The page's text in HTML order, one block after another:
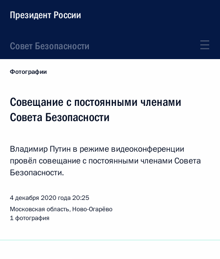
Президент России
Совет Безопасности
Фотографии
Совещание с постоянными членами
Совета Безопасности
Владимир Путин в режиме видеоконференции
провёл совещание с постоянными членами Совета
Безопасности.
4 декабря 2020 года20:25
Московская область, Ново-Огарёво
1 фотография